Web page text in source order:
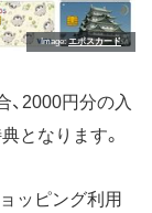
Image エポスカード
、2000円分の入
となります。
ッピング利用